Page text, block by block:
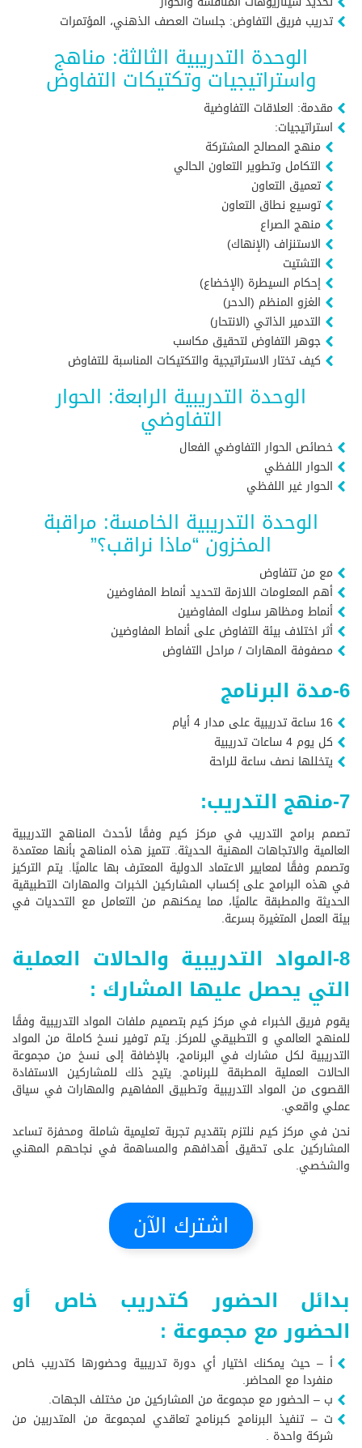
تدريب فريق التفاوض: جلسات العصف الذهني، المؤتمرات
الوحدة التدريبية الثالثة: مناهج
واستراتيجيات وتكتيكات التفاوض
مقدمة: العلاقات التفاوضية
استراتيجيات:
منهج المصالح المشتركة
التكامل وتطوير التعاون الحالي
تعميق التعاون
توسيع نطاق التعاون
منهج الصراع
الاستنزاف (الإنهاك)
التشتيت
إحكام السيطرة (الإخضاع)
الغزو المنظم (الدحر)
التدمير الذاتي (الانتحار)
جوهر التفاوض لتحقيق مكاسب
كيف تختار الاستراتيجية والتكتيكات المناسبة للتفاوض
الوحدة التدريبية الرابعة: الحوار
التفاوضي
خصائص الحوار التفاوضي الفعال
الحوار اللفظي
الحوار غير اللفظي
الوحدة التدريبية الخامسة: مراقبة
المخزون “ماذا نراقب؟”
مع من تتفاوض
أهم المعلومات اللازمة لتحديد أنماط المفاوضين
أنماط ومظاهر سلوك المفاوضين
أثر اختلاف بيئة التفاوض على أنماط المفاوضين
مصفوفة المهارات / مراحل التفاوض
6-مدة البرنامج
16 ساعة تدريبية على مدار 4 أيام
كل يوم 4 ساعات تدريبية
يتخللها نصف ساعة للراحة
7-منهج التدريب:
تصمم برامج التدريب في مركز كيم وفقًا لأحدث المناهج التدريبية
العالمية والاتجاهات المهنية الحديثة. تتميز هذه المناهج بأنها معتمدة
وتصمم وفقًا لمعايير الاعتماد الدولية المعترف بها عالميًا. يتم التركيز
في هذه البرامج على إكساب المشاركين الخبرات والمهارات التطبيقية
الحديثة والمطبقة عالميًا، مما يمكنهم من التعامل مع التحديات في
بيئة العمل المتغيرة بسرعة.
8-المواد التدريبية والحالات العملية
التي يحصل عليها المشارك :
يقوم فريق الخبراء في مركز كيم بتصميم ملفات المواد التدريبية وفقًا
للمنهج العالمي و التطبيقي للمركز. يتم توفير نسخ كاملة من المواد
التدريبية لكل مشارك في البرنامج، بالإضافة إلى نسخ من مجموعة
الحالات العملية المطبقة للبرنامج. يتيح ذلك للمشاركين الاستفادة
القصوى من المواد التدريبية وتطبيق المفاهيم والمهارات في سياق
عملي واقعي.
نحن في مركز كيم نلتزم بتقديم تجربة تعليمية شاملة ومحفزة تساعد
المشاركين على تحقيق أهدافهم والمساهمة في نجاحهم المهني
والشخصي.
اشترك الآن
بدائل الحضور كتدريب خاص أو
الحضور مع مجموعة :
أ – حيث يمكنك اختيار أي دورة تدريبية وحضورها كتدريب خاص
منفردا مع المحاضر.
ب – الحضور مع مجموعة من المشاركين من مختلف الجهات.
ت – تنفيذ البرنامج كبرنامج تعاقدي لمجموعة من المتدربين من
شركة واحدة .